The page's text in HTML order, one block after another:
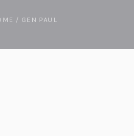
/ GEN PAUL